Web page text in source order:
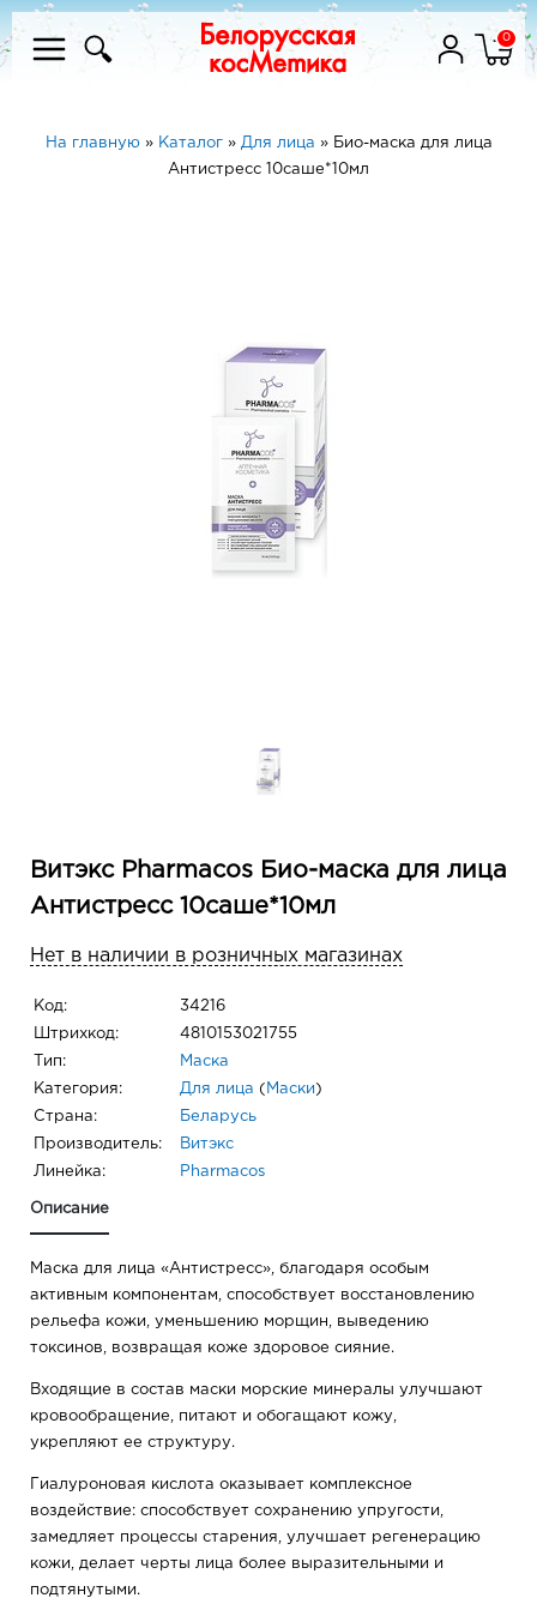
0
На главную» Каталог» Для лица » Био-маска для лица
Антистресс 10саше*10мл
Витэкс Pharmacos Био-маска для лица
Антистресс 10саше*10мл
Нет в наличии в розничных магазинах
Код: 34216
Штрихкод: 4810153021755
Тип: Маска
Категория: Для лица ( Маски )
Страна: Беларусь
Производитель: Витэкс
Линейка: Pharmacos
Описание
Маска для лица «Антистресс», благодаря особым
активным компонентам, способствует восстановлению
рельефа кожи, уменьшению морщин, выведению
токсинов, возвращая коже здоровое сияние.
Входящие в состав маски морские минералы улучшают
кровообращение, питают и обогащают кожу,
укрепляют ее структуру.
Гиалуроновая кислота оказывает комплексное
воздействие: способствует сохранению упругости,
замедляет процессы старения, улучшает регенерацию
кожи, делает черты лица более выразительными и
подтянутыми.